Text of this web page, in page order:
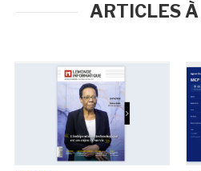
ARTICLES